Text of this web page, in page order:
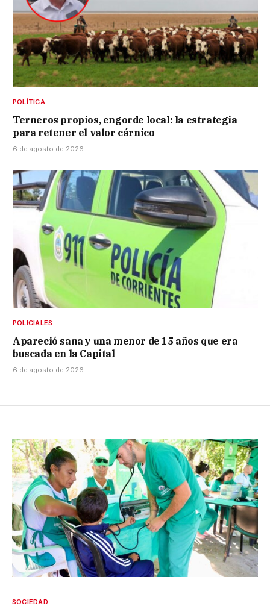
POLÍTICA
Terneros propios, engorde local: la estrategia
para retener el valor cárnico
6 de agosto de 2026
POLICIALES
Apareció sana y una menor de 15 años que era
buscada en la Capital
6 de agosto de 2026
SOCIEDAD